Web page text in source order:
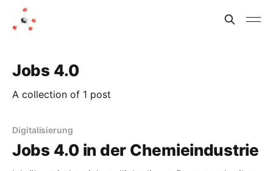
Jobs 4.0
A collection of 1 post
Digitalisierung
Jobs 4.0 in der Chemieindustrie